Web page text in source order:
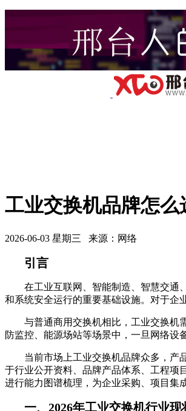
工业交换机品牌怎
2026-06-03 星期三 来源：网络
引言
在工业互联网、智能制造、智慧交通
和系统安全运行的重要基础设施。对于企
与普通商用交换机相比，工业交换机
防监控、能源场站等场景中，一旦网络设
当前市场上工业交换机品牌众多，产
于行业公开资料、品牌产品体系、工程
进行能力图谱梳理，为企业采购、项目集
一、2026年工业交换机行业